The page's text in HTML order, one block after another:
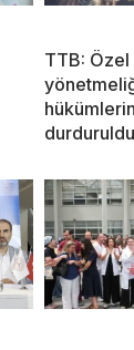
TTB: Özel
durduruldu